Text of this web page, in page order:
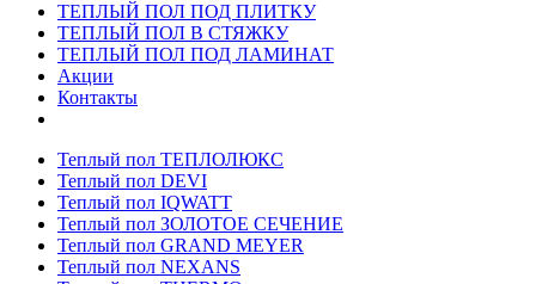
ТЕПЛЫЙ ПОЛ ПОД ПЛИТКУ
ТЕПЛЫЙ ПОЛ В СТЯЖКУ
ТЕПЛЫЙ ПОЛ ПОД ЛАМИНАТ
Акции
Контакты
Теплый пол ТЕПЛОЛЮКС
Теплый пол DEVI
Теплый пол IQWATT
Теплый пол ЗОЛОТОЕ СЕЧЕНИЕ
Теплый пол GRAND MEYER
Теплый пол NEXANS